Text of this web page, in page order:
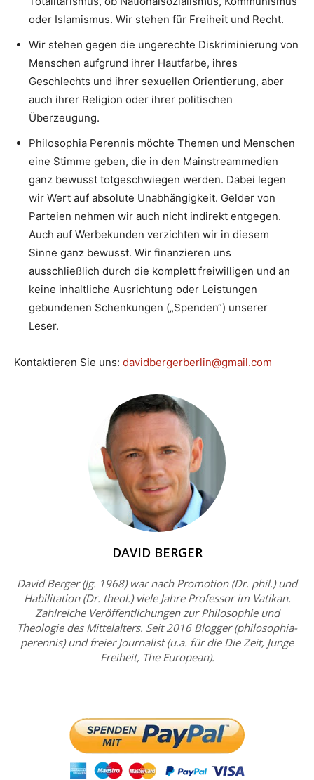
oder Islamismus. Wir stehen für Freiheit und Recht.
Wir stehen gegen die ungerechte Diskriminierung von
Menschen aufgrund ihrer Hautfarbe, ihres
Geschlechts und ihrer sexuellen Orientierung, aber
auch ihrer Religion oder ihrer politischen
Überzeugung.
Philosophia Perennis möchte Themen und Menschen
eine Stimme geben, die in den Mainstreammedien
ganz bewusst totgeschwiegen werden. Dabei legen
wir Wert auf absolute Unabhängigkeit. Gelder von
Parteien nehmen wir auch nicht indirekt entgegen.
Auch auf Werbekunden verzichten wir in diesem
Sinne ganz bewusst. Wir finanzieren uns
ausschließlich durch die komplett freiwilligen und an
keine inhaltliche Ausrichtung oder Leistungen
gebundenen Schenkungen („Spenden“) unserer
Leser.
Kontaktieren Sie uns: davidbergerberlin@gmail.com
DAVID BERGER
David Berger (Jg. 1968) war nach Promotion (Dr. phil.) und
Habilitation (Dr. theol.) viele Jahre Professor im Vatikan.
Zahlreiche Veröffentlichungen zur Philosophie und
Theologie des Mittelalters. Seit 2016 Blogger (philosophia-
perennis) und freier Journalist (u.a. für die Die Zeit, Junge
Freiheit, The European).